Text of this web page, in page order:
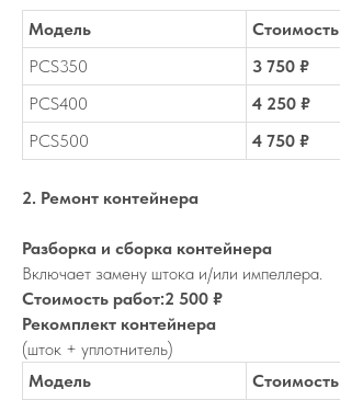
Модель
Стоимость
PCS350
3 750 ₽
PCS400
4 250 ₽
PCS500
4 750 ₽
2. Ремонт контейнера
Разборка и сборка контейнера
Включает замену штока и/или импеллера.
Стоимость работ:2 500 ₽
Рекомплект контейнера
(шток + уплотнитель)
Модель
Стоимость